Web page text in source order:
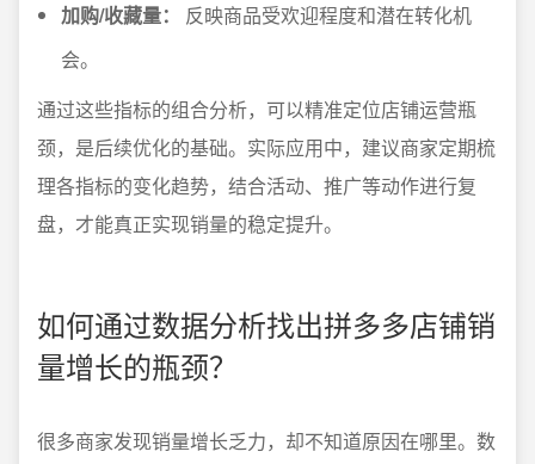
加购/收藏量：
反映商品受欢迎程度和潜在转化机
会。
通过这些指标的组合分析，可以精准定位店铺运营瓶
颈，是后续优化的基础。实际应用中，建议商家定期梳
理各指标的变化趋势，结合活动、推广等动作进行复
盘，才能真正实现销量的稳定提升。
如何通过数据分析找出拼多多店铺销
量增长的瓶颈？
很多商家发现销量增长乏力，却不知道原因在哪里。数